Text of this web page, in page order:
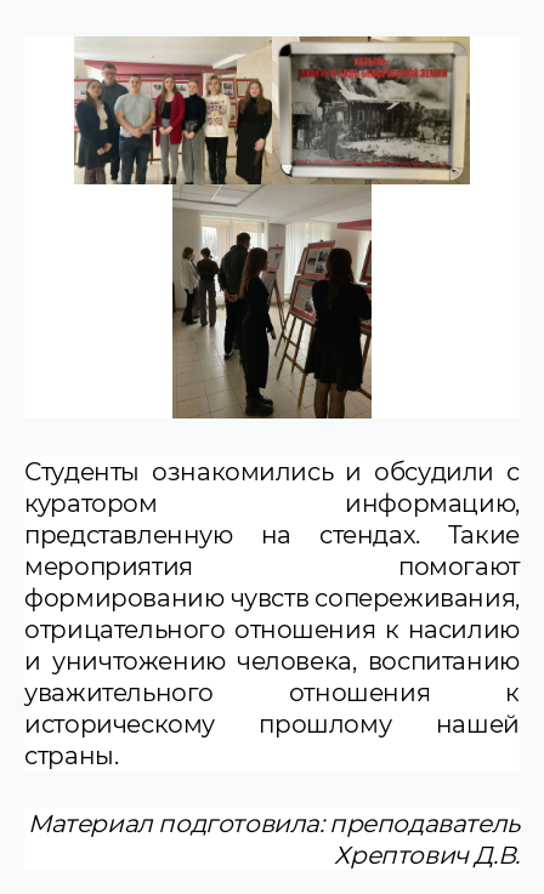
Студенты ознакомились и обсудили с
куратором информацию,
представленную на стендах. Такие
мероприятия помогают
формированию чувств сопереживания,
отрицательного отношения к насилию
и уничтожению человека, воспитанию
уважительного отношения к
историческому прошлому нашей
страны.
Материал подготовила: преподаватель
Хрептович Д.В.